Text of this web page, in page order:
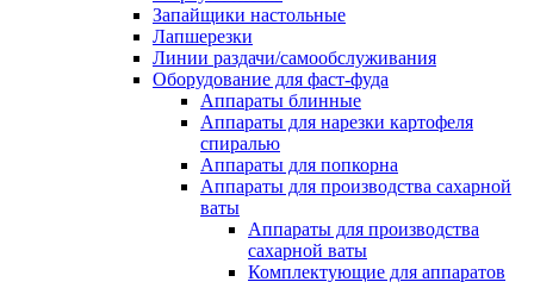
Запайщики настольные
Лапшерезки
Линии раздачи/самообслуживания
Оборудование для фаст-фуда
Аппараты блинные
Аппараты для нарезки картофеля
спиралью
Аппараты для попкорна
Аппараты для производства сахарной
ваты
Аппараты для производства
сахарной ваты
Комплектующие для аппаратов